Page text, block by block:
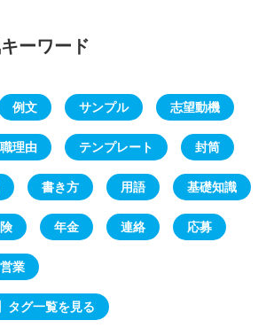
ーワード
例文 サンプル 志望動機
理由 テンプレート 封筒
書き方 用語 基礎知識
年金 連絡 応募
営業
タグ一覧を見る